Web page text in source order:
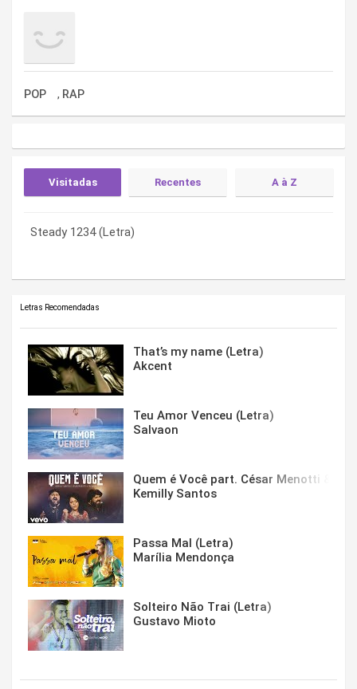
POP , RAP
Visitadas Recentes A à Z
Steady 1234 (Letra)
Steady 1234 (Letra)
Steady 1234 (Letra)
Letras Recomendadas
That’s my name (Letra)
Akcent
Teu Amor Venceu (Letra)
Salvaon
Quem é Você part. César Menotti &
Kemilly Santos
Passa Mal (Letra)
Marília Mendonça
Solteiro Não Trai (Letra)
Gustavo Mioto